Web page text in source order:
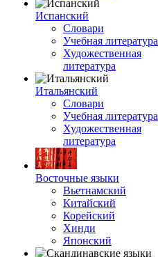
Испанский
Словари
Учебная литература
Художественная
литература
Итальянский
Словари
Учебная литература
Художественная
литература
Восточные языки
Вьетнамский
Китайский
Корейский
Хинди
Японский